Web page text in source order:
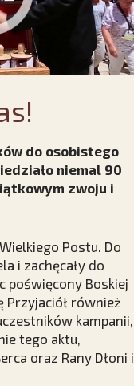
do osobistego
niemal 90
zwoju i
Postu. Do
i zachęcały do
poświęcony Boskiej
Przyjaciół również
kampanii,
tego aktu,
oraz Rany Dłoni i